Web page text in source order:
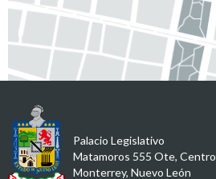
Palacio Legislativo
Matamoros 555 Ote, Centro
Monterrey, Nuevo León